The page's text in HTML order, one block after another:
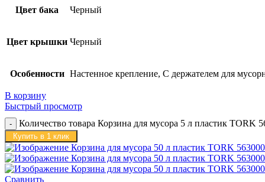
Цвет бака Черный
Цвет крышки Черный
Особенности Настенное крепление, С держателем для
В корзину
Быстрый просмотр
Количество товара Корзина для мусора 5 л пластик TORK
Купить в 1 клик
Сравнить